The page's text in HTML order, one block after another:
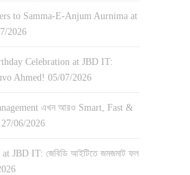
to Samma-E-Anjum Aurnima at
2026
Celebration at JBD IT:
Ahmed! 05/07/2026
এখন আরও Smart, Fast &
27/06/2026
JBD IT: জেবিডি আইটিতে জমজমাট ফল